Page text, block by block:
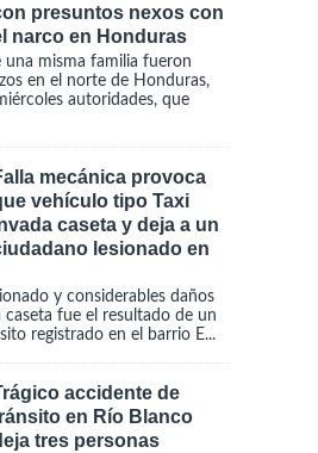
presuntos nexos con
narco en Honduras
una misma familia fueron
en el norte de Honduras,
autoridades, que
mecánica provoca
vehículo tipo Taxi
caseta y deja a un
lesionado en
y considerables daños
caseta fue el resultado de un
registrado en el barrio E...
accidente de
en Río Blanco
tres personas